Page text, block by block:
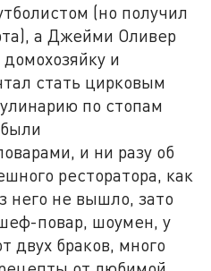
(но получил
а Джейми Оливер
и
стать цирковым
по стопам
и ни разу об
ресторатора, как
него не вышло, зато
повар, шоумен, у
двух браков, много